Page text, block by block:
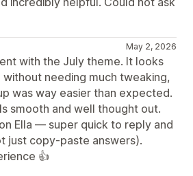
May 2, 2026
with the July theme. It looks
without needing much tweaking,
was way easier than expected.
smooth and well thought out.
Ella — super quick to reply and
just copy-paste answers).
👍